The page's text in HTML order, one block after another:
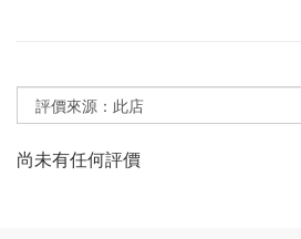
尚未有任何評價